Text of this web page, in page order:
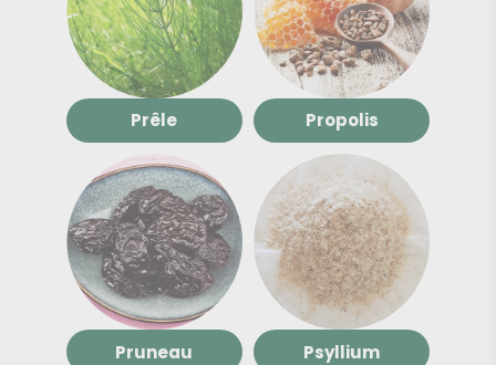
Prêle Propolis
Pruneau Psyllium